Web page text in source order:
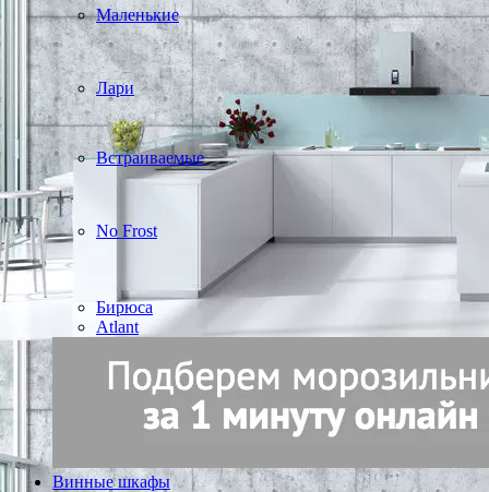
Маленькие
Лари
Встраиваемые
No Frost
Бирюса
Atlant
Винные шкафы